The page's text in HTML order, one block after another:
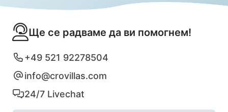
Ще се радваме да ви помогнем!
+49 521 92278504
info@crovillas.com
24/7 Livechat